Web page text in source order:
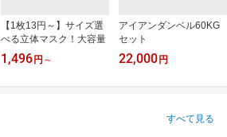
【1枚13円～】サイズ選
べる立体マスク！大容量
1,496 円 ～
アイアンダンベル60KG
セット
22,000 円
すべて見る